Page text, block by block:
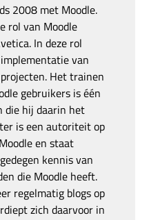
2008 met Moodle.
rol van Moodle
In deze rol
van
Het trainen
gebruikers is één
die hij daarin het
is een autoriteit op
en staat
kennis van
die Moodle heeft.
regelmatig blogs op
zich daarvoor in